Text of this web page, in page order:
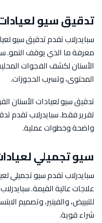
تدقيق سيو
سبايدرلاب تقدم تدقيق سيو
معرفة ما الذي يوقف النمو.
الأسنان لكشف الفجوات
المحتوى، وتسرب الحجوزات.
تدقيق سيو لعيادات الأسنان
تقرير فقط. سبايدرلاب تقدم
واضحة وخطوات عملية.
سيو تجميلي
سبايدرلاب تقدم سيو تجميلي
علاجات عالية القيمة.
للتبييض، والفينير، وتصميم
شراء قوية.